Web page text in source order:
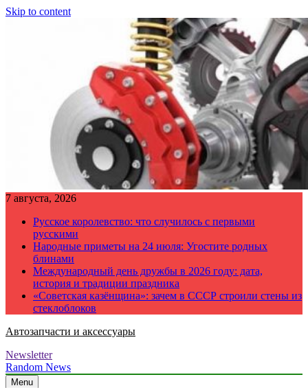
Skip to content
7 августа, 2026
Русское королевство: что случилось с первыми
русскими
Народные приметы на 24 июля: Угостите родных
блинами
Международный день дружбы в 2026 году: дата,
история и традиции праздника
«Советская казёнщина»: зачем в СССР строили стены из
стеклоблоков
Автозапчасти и аксессуары
Newsletter
Random News
Menu